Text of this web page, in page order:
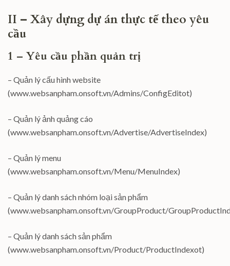
II – Xây dựng dự án thực tế theo yêu
cầu
1 – Yêu cầu phần quản trị
– Quản lý cấu hình website
(www.websanpham.onsoft.vn/Admins/ConfigEditot)
– Quản lý ảnh quảng cáo
(www.websanpham.onsoft.vn/Advertise/AdvertiseIndex)
– Quản lý menu
(www.websanpham.onsoft.vn/Menu/MenuIndex)
– Quản lý danh sách nhóm loại sản phẩm
(www.websanpham.onsoft.vn/GroupProduct/
– Quản lý danh sách sản phẩm
(www.websanpham.onsoft.vn/Product/ProductIndexot)